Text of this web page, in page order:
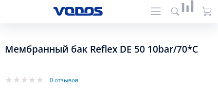
Мембранный бак Reflex DE 50 10bar/70*C
0 отзывов